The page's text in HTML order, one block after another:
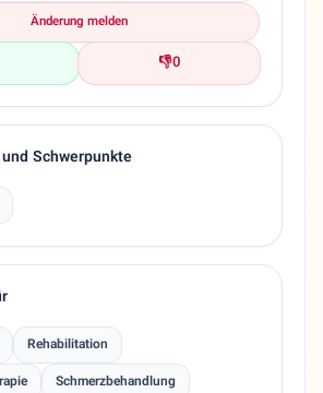
Änderung melden
👎0
Schwerpunkte
Rehabilitation
Schmerzbehandlung